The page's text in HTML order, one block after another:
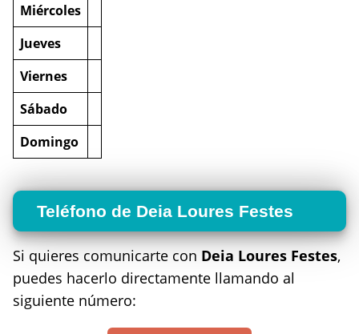
Miércoles
Jueves
Viernes
Sábado
Domingo
Teléfono de Deia Loures Festes
Si quieres comunicarte con Deia Loures Festes,
puedes hacerlo directamente llamando al
siguiente número: